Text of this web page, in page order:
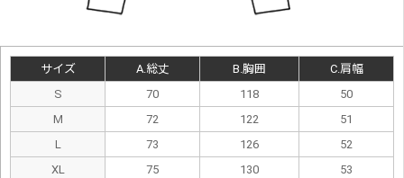
サイズ A.総丈 B.胸囲
C.肩幅
S
70 118
50
M
72 122
51
L
73 126
52
XL
75 130 53